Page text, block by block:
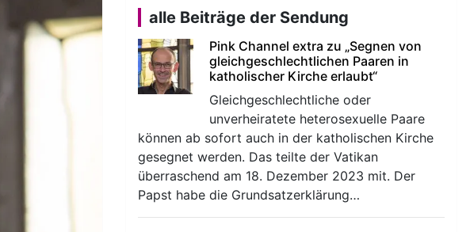
alle Beiträge der Sendung
Pink Channel extra zu „Segnen von
gleichgeschlechtlichen Paaren in
katholischer Kirche erlaubt“
Gleichgeschlechtliche oder
unverheiratete heterosexuelle Paare
können ab sofort auch in der katholischen Kirche
gesegnet werden. Das teilte der Vatikan
überraschend am 18. Dezember 2023 mit. Der
Papst habe die Grundsatzerklärung…